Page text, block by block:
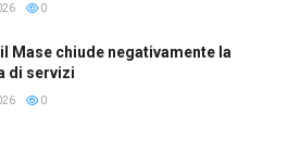
0
Mase chiude negativamente la
di servizi
0